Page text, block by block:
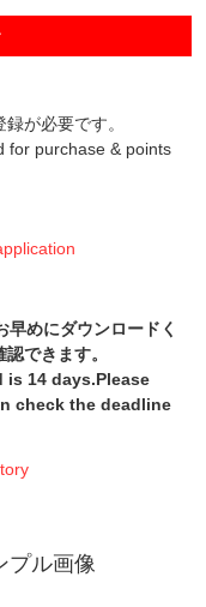
が必要です。
for purchase & points
めにダウンロードく
できます。
14 days.Please
check the deadline
プル画像